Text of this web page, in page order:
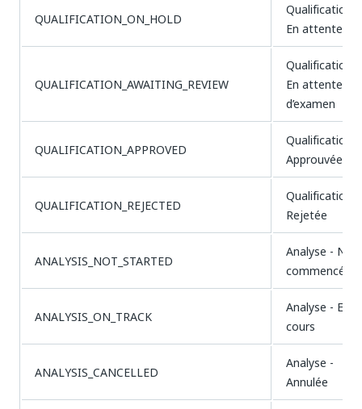
QUALIFICATION_ON_HOLD
Qualification -
En attente
QUALIFICATION_AWAITING_REVIEW
Qualification -
En attente
d’examen
QUALIFICATION_APPROVED
Qualification -
Approuvée
QUALIFICATION_REJECTED
Qualification -
Rejetée
ANALYSIS_NOT_STARTED
Analyse - Non
commencée
ANALYSIS_ON_TRACK
Analyse - En
cours
ANALYSIS_CANCELLED
Analyse -
Annulée